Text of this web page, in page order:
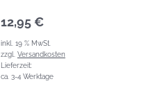
12,95 €
inkl. 19 % MwSt.
zzgl. Versandkosten
Lieferzeit:
ca. 3-4 Werktage